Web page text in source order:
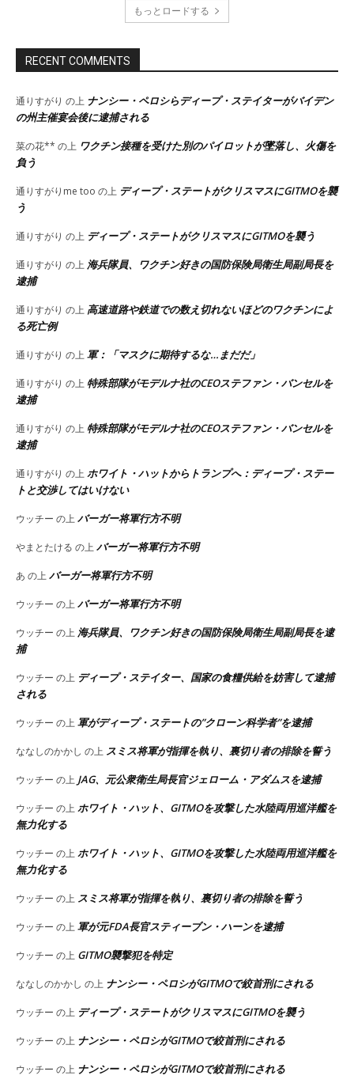
もっとロードする
RECENT COMMENTS
通りすがり の上 ナンシー・ペロシらディープ・ステイターがバイデン
の州主催宴会後に逮捕される
菜の花** の上 ワクチン接種を受けた別のパイロットが墜落し、火傷を
負う
通りすがりme too の上 ディープ・ステートがクリスマスにGITMOを襲
う
通りすがり の上 ディープ・ステートがクリスマスにGITMOを襲う
通りすがり の上 海兵隊員、ワクチン好きの国防保険局衛生局副局長を
逮捕
通りすがり の上 高速道路や鉄道での数え切れないほどのワクチンによ
る死亡例
通りすがり の上軍：「マスクに期待するな…まだだ」
通りすがり の上特殊部隊がモデルナ社のCEOステファン・バンセルを
逮捕
通りすがり の上特殊部隊がモデルナ社のCEOステファン・バンセルを
逮捕
通りすがり の上ホワイト・ハットからトランプへ：ディープ・ステー
トと交渉してはいけない
ウッチー の上バーガー将軍行方不明
やまとたける の上バーガー将軍行方不明
あ の上バーガー将軍行方不明
ウッチー の上バーガー将軍行方不明
ウッチー の上 海兵隊員、ワクチン好きの国防保険局衛生局副局長を逮
捕
ウッチー の上 ディープ・ステイター、国家の食糧供給を妨害して逮捕
される
ウッチー の上軍がディープ・ステートの”クローン科学者”を逮捕
ななしのかかし の上 スミス将軍が指揮を執り、裏切り者の排除を誓う
ウッチー の上 JAG、元公衆衛生局長官ジェローム・アダムスを逮捕
ウッチー の上ホワイト・ハット、GITMOを攻撃した水陸両用巡洋艦を
無力化する
ウッチー の上ホワイト・ハット、GITMOを攻撃した水陸両用巡洋艦を
無力化する
ウッチー の上 スミス将軍が指揮を執り、裏切り者の排除を誓う
ウッチー の上軍が元FDA長官スティーブン・ハーンを逮捕
ウッチー の上 GITMO襲撃犯を特定
ななしのかかし の上 ナンシー・ペロシがGITMOで絞首刑にされる
ウッチー の上 ディープ・ステートがクリスマスにGITMOを襲う
ウッチー の上 ナンシー・ペロシがGITMOで絞首刑にされる
ウッチー の上 ナンシー・ペロシがGITMOで絞首刑にされる